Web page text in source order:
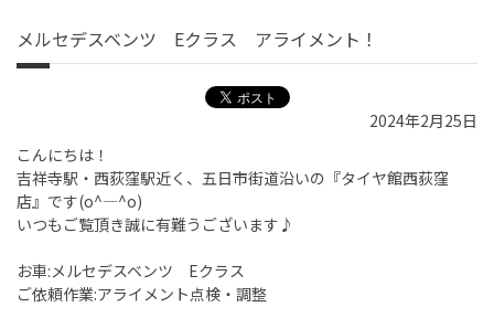
メルセデスベンツ Eクラス アライメント！
2024年2月25日
こんにちは！
吉祥寺駅・西荻窪駅近く、五日市街道沿いの『タイヤ館西荻窪
店』です(o^―^o)
いつもご覧頂き誠に有難うございます♪
お車:メルセデスベンツ Eクラス
ご依頼作業:アライメント点検・調整